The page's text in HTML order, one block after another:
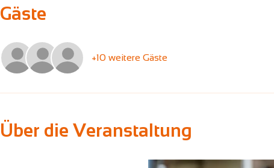
Gäste
+10 weitere Gäste
Über die Veranstaltung